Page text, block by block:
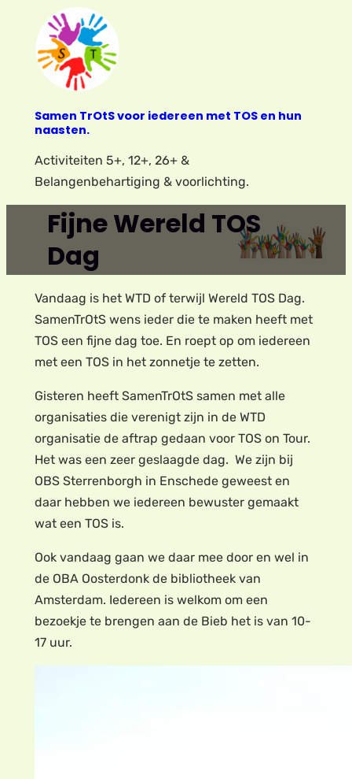
inhoud
Samen TrOtS voor iedereen met TOS en hun
naasten.
Activiteiten 5+, 12+, 26+ &
Belangenbehartiging & voorlichting.
Fijne Wereld TOS
Dag
Vandaag is het WTD of terwijl Wereld TOS Dag.
SamenTrOtS wens ieder die te maken heeft met
TOS een fijne dag toe. En roept op om iedereen
met een TOS in het zonnetje te zetten.
Gisteren heeft SamenTrOtS samen met alle
organisaties die verenigt zijn in de WTD
organisatie de aftrap gedaan voor TOS on Tour.
Het was een zeer geslaagde dag. We zijn bij
OBS Sterrenborgh in Enschede geweest en
daar hebben we iedereen bewuster gemaakt
wat een TOS is.
Ook vandaag gaan we daar mee door en wel in
de OBA Oosterdonk de bibliotheek van
Amsterdam. Iedereen is welkom om een
bezoekje te brengen aan de Bieb het is van 10-
17 uur.